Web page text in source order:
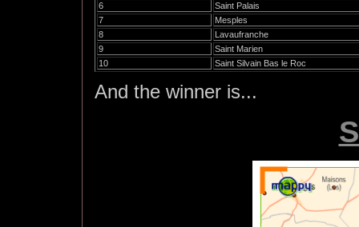
6
Saint Palais
7
Mesples
8
Lavaufranche
9
Saint Marien
10
Saint Silvain Bas le Roc
And the winner is...